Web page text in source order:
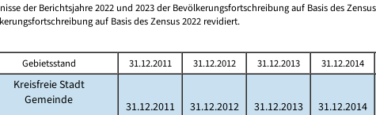
der Berichtsjahre 2022 und 2023 der Bevölkerungsfortschreibung auf Basis des
auf Basis des Zensus 2022 revidiert.
Gebietsstand 31.12.2011 31.12.2012 31.12.2013 31.12.2014
Kreisfreie Stadt
Gemeinde
31.12.2011 31.12.2012 31.12.2013 31.12.2014